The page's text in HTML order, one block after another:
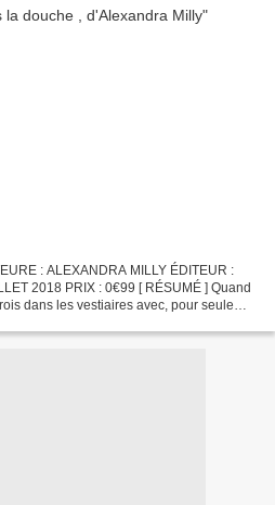
: ALEXANDRA MILLY ÉDITEUR :
2018 PRIX : 0€99 [ RÉSUMÉ ] Quand
dans les vestiaires avec, pour seule